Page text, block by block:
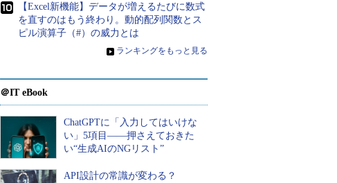
【Excel新機能】データが増えるたびに数式
を直すのはもう終わり。動的配列関数とス
ピル演算子（#）の威力とは
» ランキングをもっと見る
＠IT eBook
ChatGPTに「入力してはいけな
い」5項目――押さえておきた
い“生成AIのNGリスト”
API設計の常識が変わる？